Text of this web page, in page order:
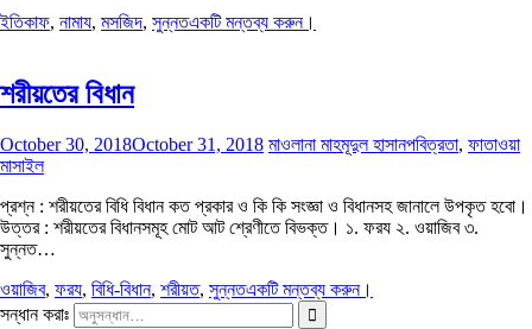
ইতিকাফ, নামায, মসজিদ, সুন্নতএকটি মন্তব্য করুন।
শরীয়তের বিধান
October 30, 2018October 31, 2018 মাওলানা মাহমূদুল হাসানপবিত্রতা, ফাতাওয়া
মাসাইল
প্রশ্ন : শরীয়তের বিধি বিধান কত প্রকার ও কি কি সংজ্ঞা ও বিধানসহ জানালে উপকৃত হবো।
উত্তর : শরীয়তের বিধানসমূহ মোট আট শ্রেণীতে বিভক্ত। ১. ফরয ২. ওয়াজিব ৩.
সুন্নত…
ওয়াজিব, ফরয, বিধি-বিধান, শরীয়ত, সুন্নতএকটি মন্তব্য করুন।
সন্ধান করাঃ